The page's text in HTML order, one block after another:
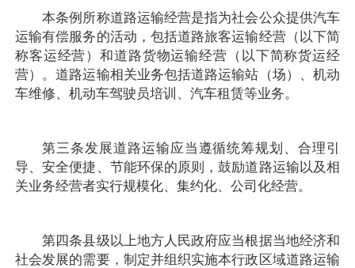
本条例所称道路运输经营是指为社会公众提供汽车
运输有偿服务的活动，包括道路旅客运输经营（以下简
称客运经营）和道路货物运输经营（以下简称货运经
营）。道路运输相关业务包括道路运输站（场）、机动
车维修、机动车驾驶员培训、汽车租赁等业务。
第三条发展道路运输应当遵循统筹规划、合理引
导、安全便捷、节能环保的原则，鼓励道路运输以及相
关业务经营者实行规模化、集约化、公司化经营。
第四条县级以上地方人民政府应当根据当地经济和
社会发展的需要，制定并组织实施本行政区域道路运输